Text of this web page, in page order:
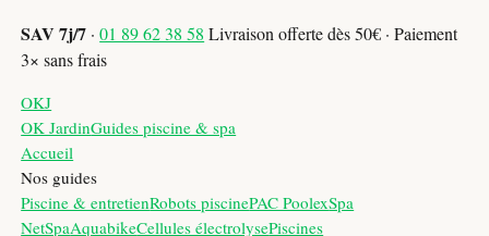
SAV 7j/7 ·01 89 62 38 58 Livraison offerte dès 50€ · Paiement
3× sans frais
OKJ
OK JardinGuides piscine & spa
Accueil
Nos guides
Piscine & entretienRobots piscinePAC PoolexSpa
NetSpaAquabikeCellules électrolysePiscines